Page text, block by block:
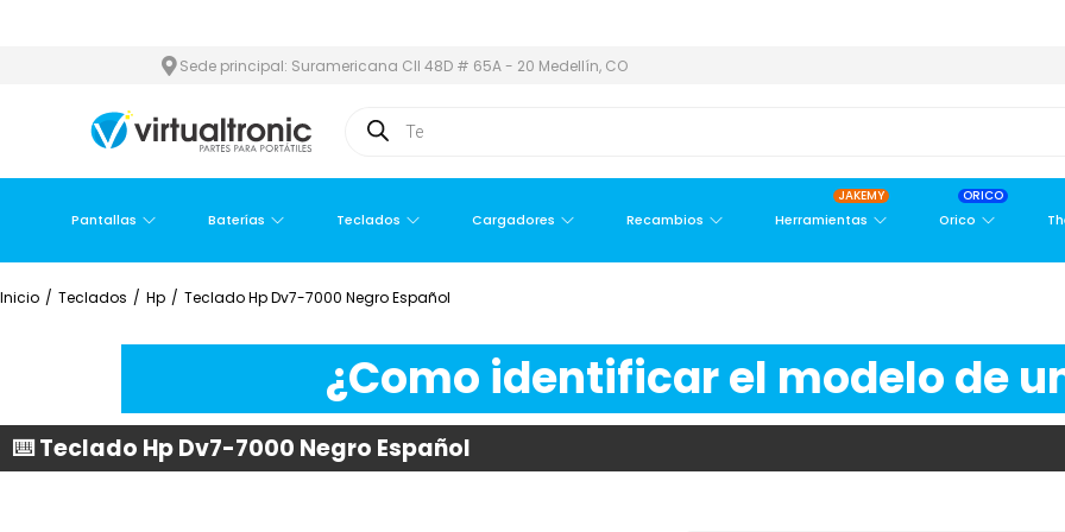
Sede principal: Suramericana Cll 48D # 65A - 20 Medellín, CO
Pantallas Baterías Teclados Cargadores Recambios Herramientas
JAKEMY
Orico
ORICO
Inicio / Teclados / Hp / Teclado Hp Dv7-7000 Negro Español
¿Como identificar el modelo de
⌨️ Teclado Hp Dv7-7000 Negro Español